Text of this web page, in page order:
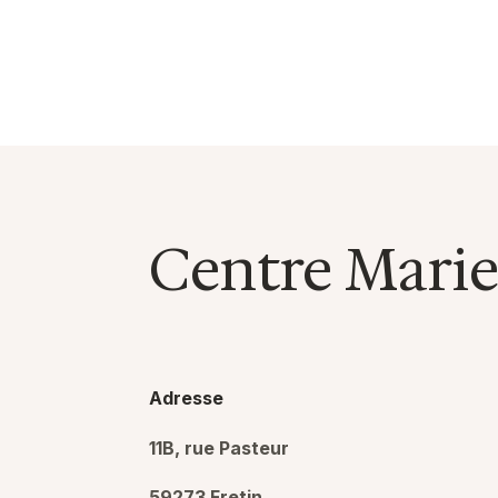
Centre
Adresse
11B, rue Pasteur